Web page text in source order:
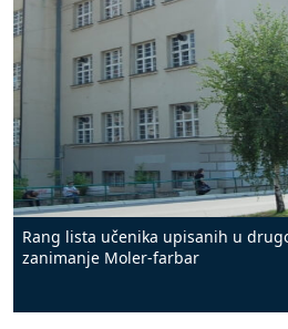
Rang lista učenika upisanih u
zanimanje Moler-farbar